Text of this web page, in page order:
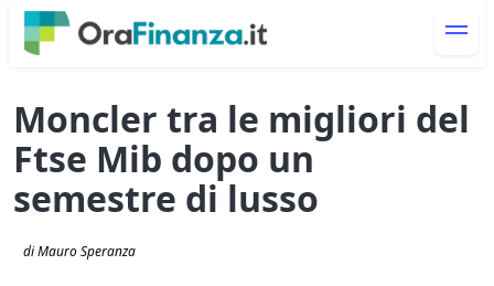
Moncler tra le migliori del
Ftse Mib dopo un
semestre di lusso
di Mauro Speranza